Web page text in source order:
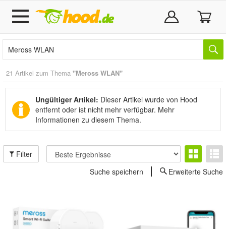
21 Artikel zum Thema "Meross WLAN"
Ungültiger Artikel: Dieser Artikel wurde von Hood
entfernt oder ist nicht mehr verfügbar. Mehr
Informationen zu diesem Thema.
Filter
Suche speichern
Erweiterte Suche